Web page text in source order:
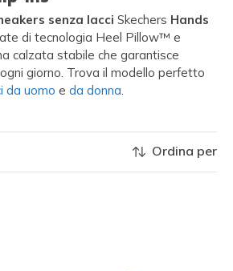
senza lacci Skechers Hands
di tecnologia Heel Pillow™ e
calzata stabile che garantisce
giorno. Trova il modello perfetto
da uomo e da donna.
Ordina per